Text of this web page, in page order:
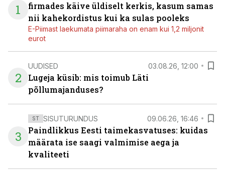
1
firmades käive üldiselt kerkis, kasum samas
nii kahekordistus kui ka sulas pooleks
E-Piimast laekumata piimaraha on enam kui 1,2 miljonit
eurot
2
UUDISED 03.08.26, 12:00
Lugeja küsib: mis toimub Läti
põllumajanduses?
3
ST SISUTURUNDUS 09.06.26, 16:46
Paindlikkus Eesti taimekasvatuses: kuidas
määrata ise saagi valmimise aega ja
kvaliteeti